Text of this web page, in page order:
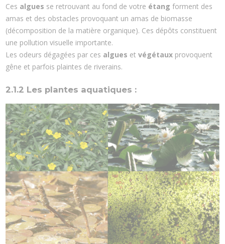
Ces algues se retrouvant au fond de votre étang forment des
amas et des obstacles provoquant un amas de biomasse
(décomposition de la matière organique). Ces dépôts constituent
une pollution visuelle importante.
Les odeurs dégagées par ces algues etvégétaux provoquent
gêne et parfois plaintes de riverains.
2.1.2 Les plantes aquatiques :